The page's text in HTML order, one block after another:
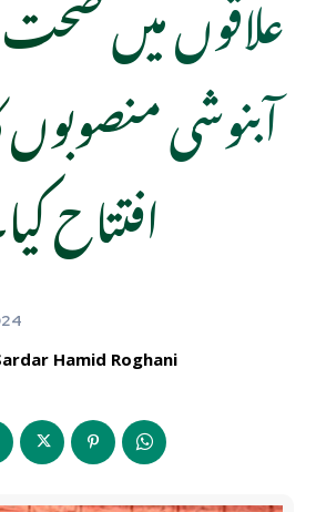
آبنوشی منصوبوں
افتتاح
Hamid Roghani